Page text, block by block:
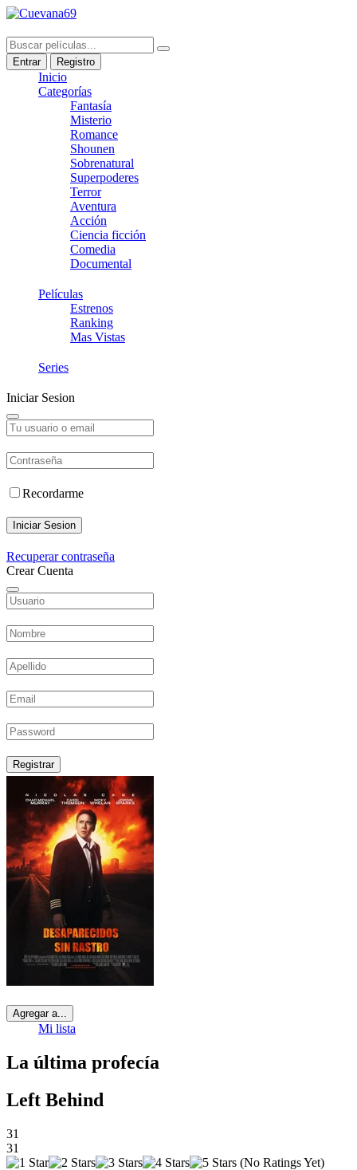
Entrar Registro
Inicio
Categorías
Fantasía
Misterio
Romance
Shounen
Sobrenatural
Superpoderes
Terror
Aventura
Acción
Ciencia ficción
Comedia
Documental
Películas
Estrenos
Ranking
Mas Vistas
Series
Iniciar Sesion
Recordarme
Iniciar Sesion
Recuperar contraseña
Crear Cuenta
Registrar
Agregar a...
Mi lista
La última profecía
Left Behind
31
31
(No Ratings Yet)